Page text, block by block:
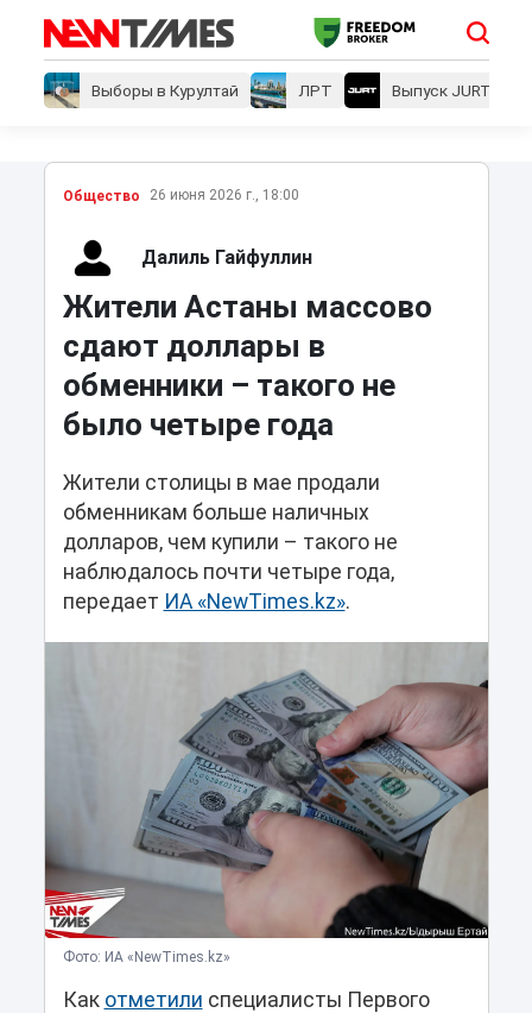
Выборы в Курултай ЛРТ Выпуск JURT
Общество 26 июня 2026 г., 18:00
Далиль Гайфуллин
Жители Астаны массово
сдают доллары в
обменники – такого не
было четыре года
Жители столицы в мае продали
обменникам больше наличных
долларов, чем купили – такого не
наблюдалось почти четыре года,
передает ИА «NewTimes.kz».
Фото: ИА «NewTimes.kz»
Как отметили специалисты Первого